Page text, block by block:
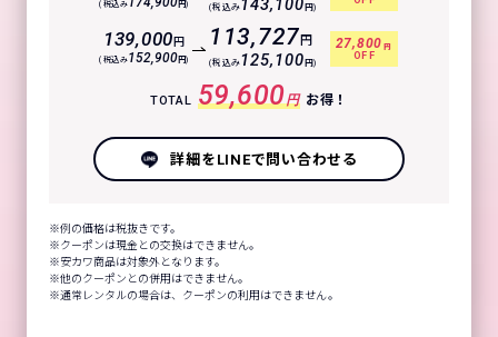
(税込み 円) (税込み143,100 円)
139,000円
(税込み152,900円)
113,727 円
(税込み125,100 円)
27,800 円
OFF
TOTAL 59,600円 お得！
詳細をLINEで問い合わせる
例の価格は税抜きです。
クーポンは現金との交換はできません。
安カワ商品は対象外となります。
他のクーポンとの併用はできません。
通常レンタルの場合は、クーポンの利用はできません。